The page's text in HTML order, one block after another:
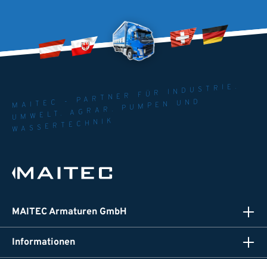
MAITEC - PARTNER FÜR INDUSTRIE.
UMWELT. AGRAR. PUMPEN UND
WASSERTECHNIK
MAITEC Armaturen GmbH
Informationen